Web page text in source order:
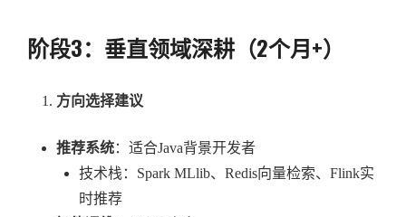
阶段3：垂直领域深耕（2个月+）
方向选择建议
推荐系统：适合Java背景开发者
技术栈：Spark MLlib、Redis向量检索、Flink实
时推荐